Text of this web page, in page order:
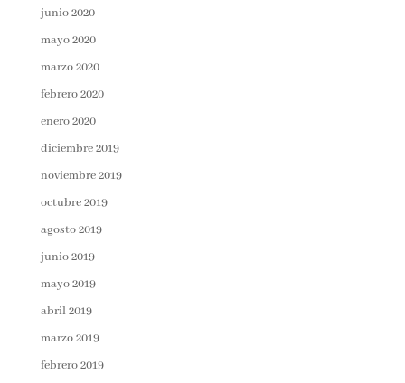
junio 2020
mayo 2020
marzo 2020
febrero 2020
enero 2020
diciembre 2019
noviembre 2019
octubre 2019
agosto 2019
junio 2019
mayo 2019
abril 2019
marzo 2019
febrero 2019